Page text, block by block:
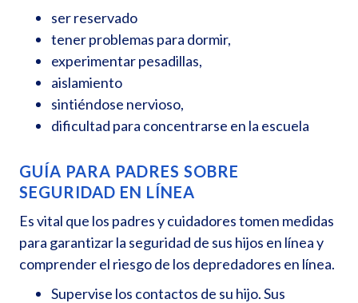
ser reservado
tener problemas para dormir,
experimentar pesadillas,
aislamiento
sintiéndose nervioso,
dificultad para concentrarse en la escuela
GUÍA PARA PADRES SOBRE
SEGURIDAD EN LÍNEA
Es vital que los padres y cuidadores tomen medidas
para garantizar la seguridad de sus hijos en línea y
comprender el riesgo de los depredadores en línea.
Supervise los contactos de su hijo. Sus